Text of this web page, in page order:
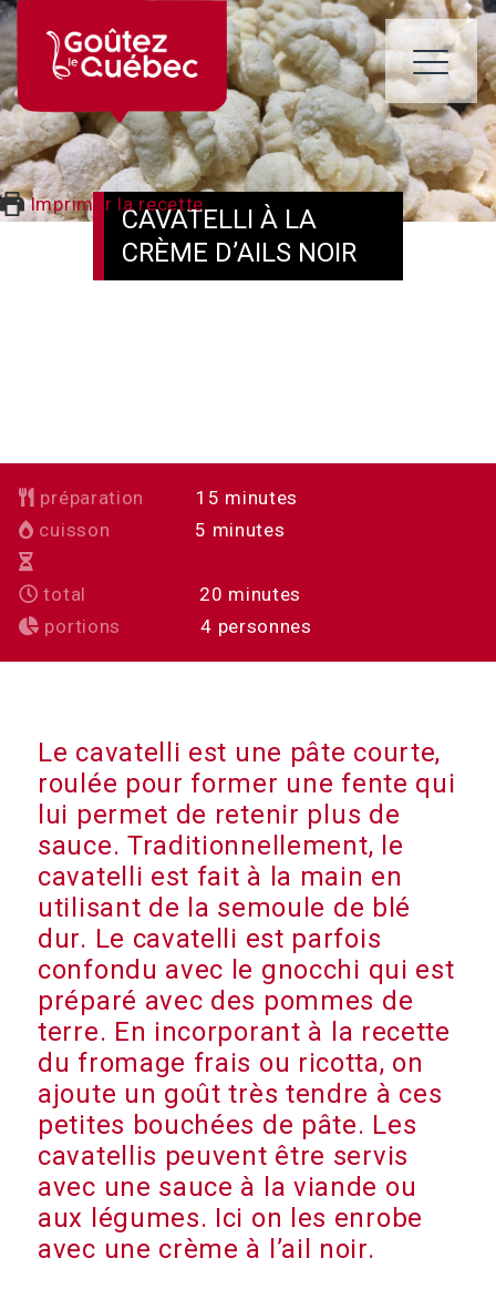
Skip
to
content
CAVATELLI À LA
CRÈME D’AILS NOIR
préparation 15 minutes
minutes
cuisson
5 minutes
minutes
total 20 minutes
minutes
portions
4 personnes
Le cavatelli est une pâte courte,
roulée pour former une fente qui
lui permet de retenir plus de
sauce. Traditionnellement, le
cavatelli est fait à la main en
utilisant de la semoule de blé
dur. Le cavatelli est parfois
confondu avec le gnocchi qui est
préparé avec des pommes de
terre. En incorporant à la recette
du fromage frais ou ricotta, on
ajoute un goût très tendre à ces
petites bouchées de pâte. Les
cavatellis peuvent être servis
avec une sauce à la viande ou
aux légumes. Ici on les enrobe
avec une crème à l’ail noir.
Imprimer la recette